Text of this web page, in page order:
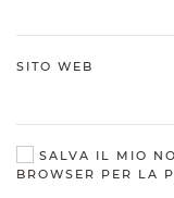
SITO WEB
SALVA IL MIO
BROWSER PER LA